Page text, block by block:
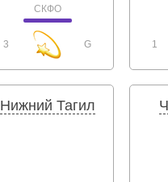
СКФО
3 G 1
Нижний Тагил